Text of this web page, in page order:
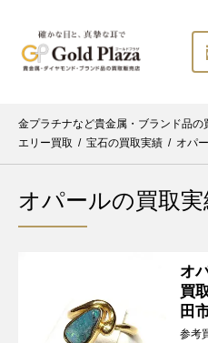
金プラチナなど貴金属・ブランド品
エリー買取 / 宝石の買取実績 / オパ
オパールの買取実
オ
買
田
参考